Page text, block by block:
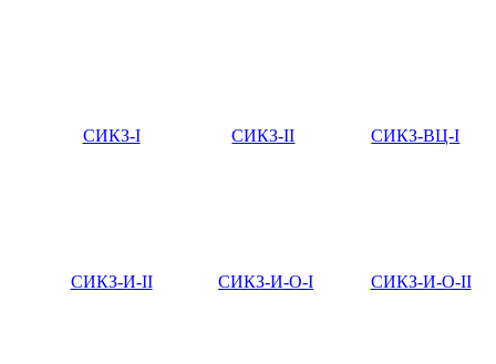
СИКЗ-I СИКЗ-II СИКЗ-ВЦ-I
СИКЗ-И-II СИКЗ-И-О-I СИКЗ-И-О-II